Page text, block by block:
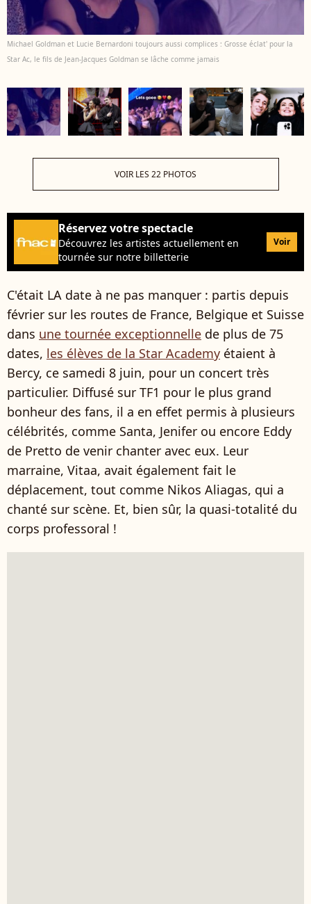
Michael Goldman et Lucie Bernardoni toujours aussi complices : Grosse éclat' pour la
Star Ac, le fils de Jean-Jacques Goldman se lâche comme jamais
VOIR LES 22 PHOTOS
Réservez votre spectacle
Découvrez les artistes actuellement en
tournée sur notre billetterie
Voir
C'était LA date à ne pas manquer : partis depuis
février sur les routes de France, Belgique et Suisse
dans une tournée exceptionnelle de plus de 75
dates, les élèves de la Star Academy étaient à
Bercy, ce samedi 8 juin, pour un concert très
particulier. Diffusé sur TF1 pour le plus grand
bonheur des fans, il a en effet permis à plusieurs
célébrités, comme Santa, Jenifer ou encore Eddy
de Pretto de venir chanter avec eux. Leur
marraine, Vitaa, avait également fait le
déplacement, tout comme Nikos Aliagas, qui a
chanté sur scène. Et, bien sûr, la quasi-totalité du
corps professoral !